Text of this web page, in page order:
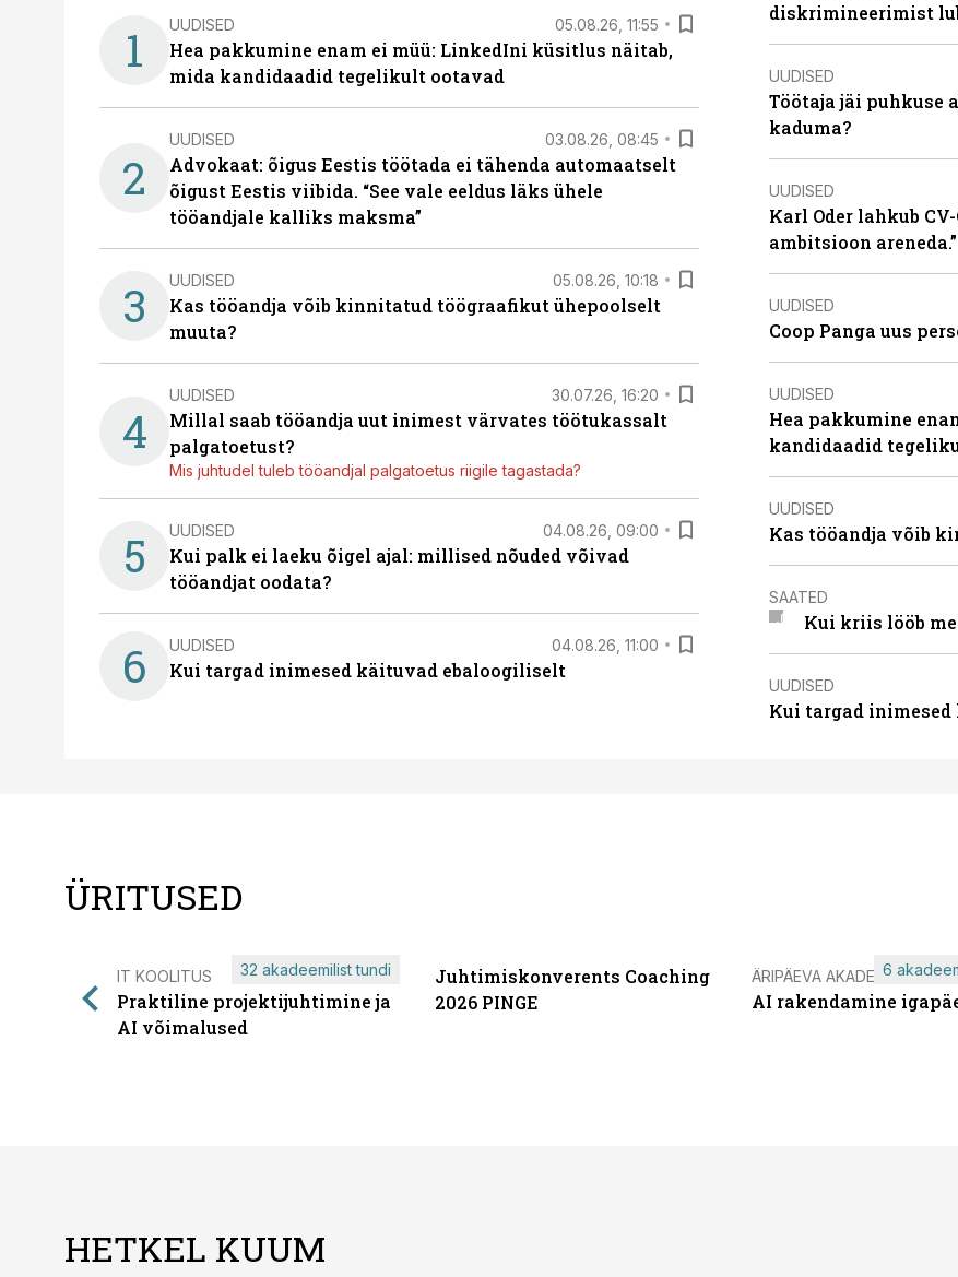
1 UUDISED 05.08.26, 11:55
Hea pakkumine enam ei müü: LinkedIni küsitlus näitab,
mida kandidaadid tegelikult ootavad
2
UUDISED 03.08.26, 08:45
Advokaat: õigus Eestis töötada ei tähenda automaatselt
õigust Eestis viibida. “See vale eeldus läks ühele
tööandjale kalliks maksma”
3 UUDISED 05.08.26, 10:18
Kas tööandja võib kinnitatud töögraafikut ühepoolselt
muuta?
4
UUDISED 30.07.26, 16:20
Millal saab tööandja uut inimest värvates töötukassalt
palgatoetust?
Mis juhtudel tuleb tööandjal palgatoetus riigile tagastada?
5 UUDISED 04.08.26, 09:00
Kui palk ei laeku õigel ajal: millised nõuded võivad
tööandjat oodata?
6 UUDISED 04.08.26, 11:00
Kui targad inimesed käituvad ebaloogiliselt
diskrimineerimist
UUDISED
Töötaja jäi puhkuse
kaduma?
UUDISED
Karl Oder lahkub
ambitsioon areneda.”
UUDISED
Coop Panga uus
UUDISED
Hea pakkumine
kandidaadid
UUDISED
Kas tööandja võib
SAATED
Kui kriis lööb
UUDISED
Kui targad
ÜRITUSED
IT KOOLITUS
Praktiline projektijuhtimine ja
AI võimalused
32 akadeemilist tundi
Juhtimiskonverents Coaching
2026 PINGE
ÄRIPÄEVA AKADEEMIA
AI rakendamine
6
HETKEL KUUM